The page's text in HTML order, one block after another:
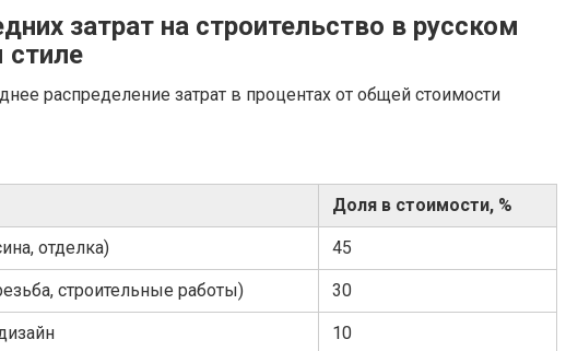
затрат на строительство в русском
стиле
распределение затрат в процентах от общей стоимости
Доля в стоимости, %
отделка) 45
строительные работы) 30
10